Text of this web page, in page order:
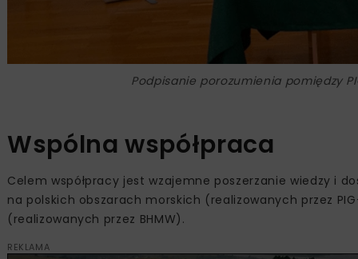
Podpisanie porozumienia pomiędzy
Wspólna współpraca
Celem współpracy jest wzajemne poszerzanie wiedzy i
na polskich obszarach morskich (realizowanych przez
(realizowanych przez BHMW).
REKLAMA